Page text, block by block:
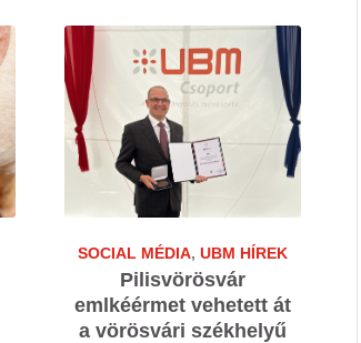
SOCIAL MÉDIA, UBM HÍREK
Pilisvörösvár
emlkéérmet vehetett át
a vörösvári székhelyű